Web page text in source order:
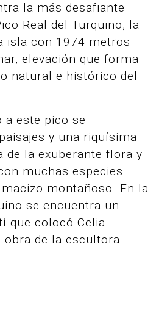
la más desafiante
Real del Turquino, la
isla con 1974 metros
elevación que forma
natural e histórico del
a este pico se
y una riquísima
de la exuberante flora y
muchas especies
montañoso. En la
se encuentra un
que colocó Celia
obra de la escultora